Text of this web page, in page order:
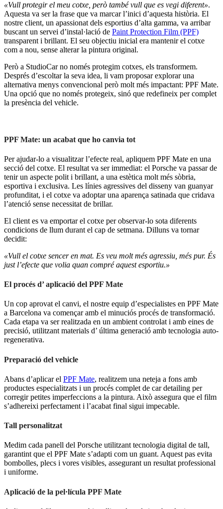
«Vull protegir el meu cotxe, però també vull que es vegi diferent».
Aquesta va ser la frase que va marcar l’inici d’aquesta història. El
nostre client, un apassionat dels esportius d’alta gamma, va arribar
buscant un servei d’instal·lació de Paint Protection Film (PPF)
transparent i brillant. El seu objectiu inicial era mantenir el cotxe
com a nou, sense alterar la pintura original.
Però a StudioCar no només protegim cotxes, els transformem.
Després d’escoltar la seva idea, li vam proposar explorar una
alternativa menys convencional però molt més impactant: PPF Mate.
Una opció que no només protegeix, sinó que redefineix per complet
la presència del vehicle.
PPF Mate: un acabat que ho canvia tot
Per ajudar-lo a visualitzar l’efecte real, apliquem PPF Mate en una
secció del cotxe. El resultat va ser immediat: el Porsche va passar de
tenir un aspecte polit i brillant, a una estètica molt més sòbria,
esportiva i exclusiva. Les línies agressives del disseny van guanyar
profunditat, i el cotxe va adoptar una aparença satinada que cridava
l’atenció sense necessitat de brillar.
El client es va emportar el cotxe per observar-lo sota diferents
condicions de llum durant el cap de setmana. Dilluns va tornar
decidit:
«Vull el cotxe sencer en mat. Es veu molt més agressiu, més pur. És
just l’efecte que volia quan compré aquest esportiu.»
El procés d’ aplicació del PPF Mate
Un cop aprovat el canvi, el nostre equip d’especialistes en PPF Mate
a Barcelona va començar amb el minuciós procés de transformació.
Cada etapa va ser realitzada en un ambient controlat i amb eines de
precisió, utilitzant materials d’ última generació amb tecnologia auto-
regenerativa.
Preparació del vehicle
Abans d’aplicar el PPF Mate, realitzem una neteja a fons amb
productes especialitzats i un procés complet de car detailing per
corregir petites imperfeccions a la pintura. Això assegura que el film
s’adhereixi perfectament i l’acabat final sigui impecable.
Tall personalitzat
Medim cada panell del Porsche utilitzant tecnologia digital de tall,
garantint que el PPF Mate s’adapti com un guant. Aquest pas evita
bombolles, plecs i vores visibles, assegurant un resultat professional
i uniforme.
Aplicació de la pel·lícula PPF Mate